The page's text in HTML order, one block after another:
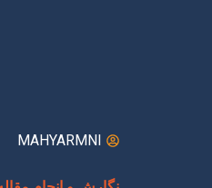
MAHYARMNI